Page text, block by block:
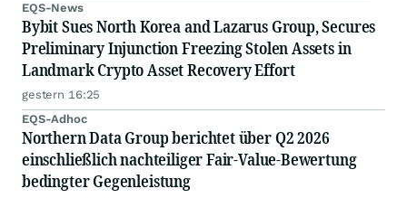
EQS-News
Bybit Sues North Korea and Lazarus Group, Secures
Preliminary Injunction Freezing Stolen Assets in
Landmark Crypto Asset Recovery Effort
gestern 16:25
EQS-Adhoc
Northern Data Group berichtet über Q2 2026
einschließlich nachteiliger Fair-Value-Bewertung
bedingter Gegenleistung